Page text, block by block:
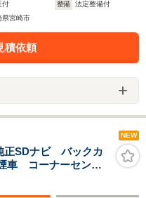
付 整備
法定整備付
県宮崎市
積依頼
NEW
SDナビ バックカ
車 コーナーセンサ
ートエアコン